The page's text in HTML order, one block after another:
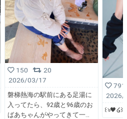
150
20
2026/03/17
磐梯熱海の駅前にある足湯に
入ってたら、92歳と96歳のお
ばあちゃんがやってきて一
791
2026/
꒰ঌ🖤໒꒱